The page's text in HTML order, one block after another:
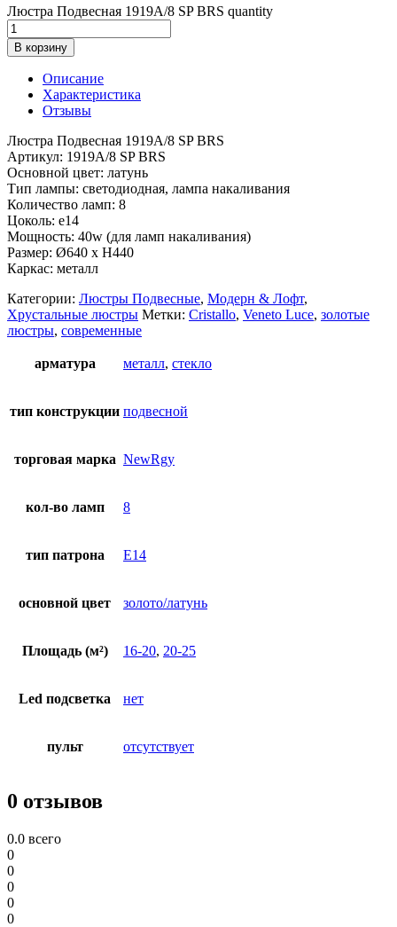
Люстра Подвесная 1919A/8 SP BRS quantity
В корзину
Описание
Характеристика
Отзывы
Люстра Подвесная 1919A/8 SP BRS
Артикул: 1919A/8 SP BRS
Основной цвет: латунь
Тип лампы: светодиодная, лампа накаливания
Количество ламп: 8
Цоколь: e14
Мощность: 40w (для ламп накаливания)
Размер: Ø640 x H440
Каркас: металл
Категории: Люстры Подвесные, Модерн & Лофт,
Хрустальные люстры Метки: Cristallo, Veneto Luce, золотые
люстры, современные
арматура металл, стекло
тип конструкции подвесной
торговая марка NewRgy
кол-во ламп 8
тип патрона E14
основной цвет золото/латунь
Площадь (м²) 16-20, 20-25
Led подсветка нет
пульт отсутствует
0 отзывов
0.0 всего
0
0
0
0
0